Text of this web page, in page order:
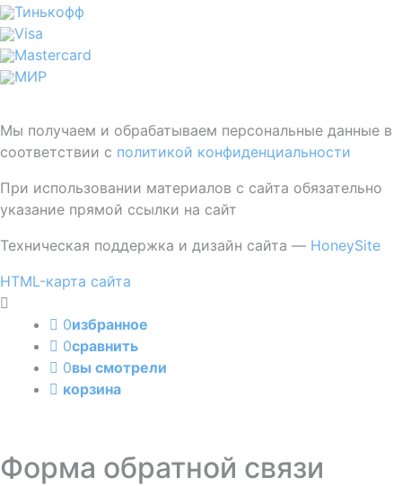
Тинькофф
Visa
Mastercard
МИР
Мы получаем и обрабатываем персональные данные в
соответствии с политикой конфиденциальности
При использовании материалов с сайта обязательно
указание прямой ссылки на сайт
Техническая поддержка и дизайн сайта — HoneySite
HTML-карта сайта
0избранное
0сравнить
0вы смотрели
корзина
Форма обратной связи